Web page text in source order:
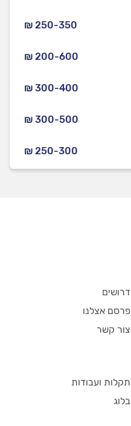
₪ 250-350
₪ 200-600
₪ 300-400
₪ 300-500
₪ 250-300
דרושים
פרסם אצלנו
צור קשר
תקלות ועבודות
בלוג